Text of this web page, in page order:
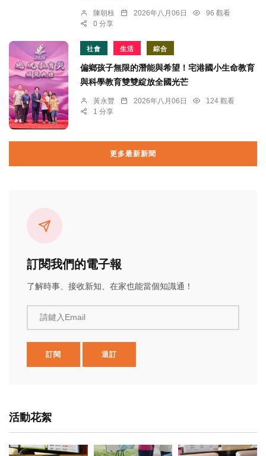
陳朝枝 2026年八月06日
96 觀看
0 分享
社會 生活 綜合
偏鄉孩子無限的潛能與希望！宅港國小生命教育
與科學教育雙雙綻放全國光芒
黃永豐 2026年八月06日
124 觀看
1 分享
更多最新新聞
訂閱我們的電子報
了解時事、接收新知、在家也能當個知識通！
請鍵入Email
訂閱 退訂
活動花絮